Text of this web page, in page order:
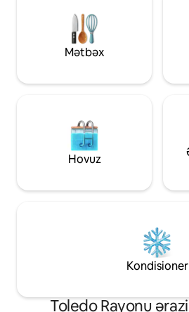
icmasında yerləşir və çimərliyə
restoranlardan, çimərlik barlarından
yerli görməli yerlərdən cəmi 300
(274 metr) məsafədədir.
Mətbəx
Hovuz
Kondisioner
Toledo Rayonu